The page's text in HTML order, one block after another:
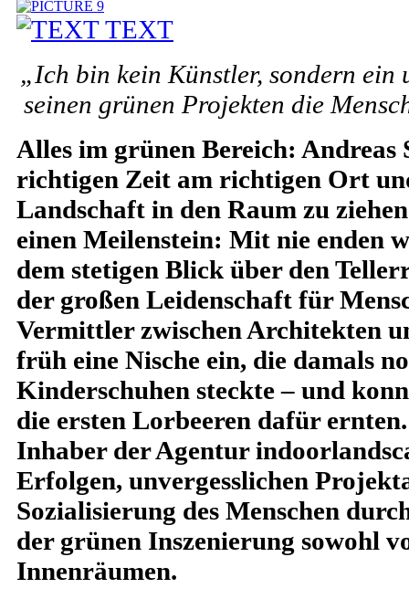
TEXT
„Ich bin kein Künstler, sondern ein
seinen grünen Projekten die
Alles im grünen Bereich: Andreas
richtigen Zeit am richtigen Ort
Landschaft in den Raum zu
einen Meilenstein: Mit nie enden
dem stetigen Blick über den
der großen Leidenschaft für
Vermittler zwischen Architekten
früh eine Nische ein, die damals
Kinderschuhen steckte – und
die ersten Lorbeeren dafür
Inhaber der Agentur
Erfolgen, unvergesslichen
Sozialisierung des Menschen
der grünen Inszenierung sowohl
Innenräumen.